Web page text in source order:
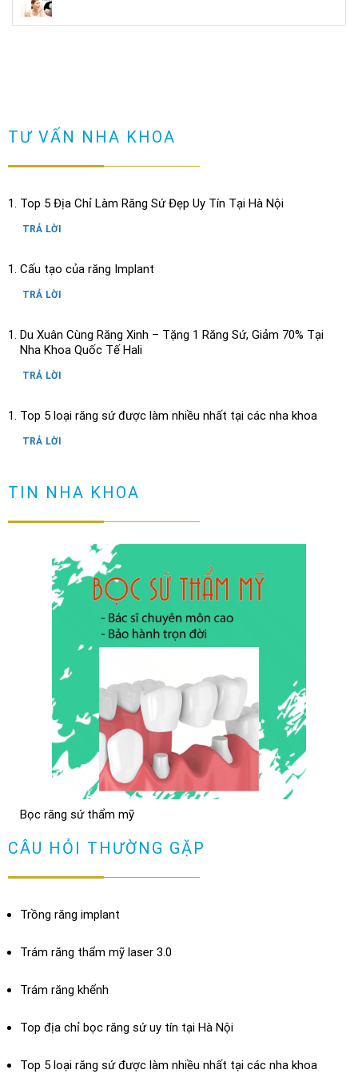
TƯ VẤN NHA KHOA
Top 5 Địa Chỉ Làm Răng Sứ Đẹp Uy Tín Tại Hà Nội
TRẢ LỜI
Cấu tạo của răng Implant
TRẢ LỜI
Du Xuân Cùng Răng Xinh – Tặng 1 Răng Sứ, Giảm 70% Tại
Nha Khoa Quốc Tế Hali
TRẢ LỜI
Top 5 loại răng sứ được làm nhiều nhất tại các nha khoa
TRẢ LỜI
Cầu răng sứ là gì? Làm cầu răng sứ có tốt không?
TRẢ LỜI
Làm sao để ngăn ngừa răng hô sau khi niềng?
Niềng răng có đau không? Tìm hiểu quy trình niềng răng
TRẢ LỜI
NHỮNG TRƯỜNG HỢP NÊN DÁN SỨ VENEER ( không phải ai
cũng dán sứ được)
Bọc răng sứ có bị hôi miệng không? Cách chữa
TRẢ LỜI
TIN NHA KHOA
Bọc răng sứ thẩm mỹ
XEM THÊM
CÂU HỎI THƯỜNG GẶP
Trồng răng implant
Trám răng thẩm mỹ laser 3.0
Trám răng khểnh
Top địa chỉ bọc răng sứ uy tín tại Hà Nội
Top 5 loại răng sứ được làm nhiều nhất tại các nha khoa